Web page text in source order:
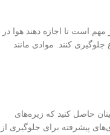
است تا اجازه دهند هوا در
کنند. موادی مانند
حاصل کنید که زیره‌های
پیشرفته برای جلوگیری از